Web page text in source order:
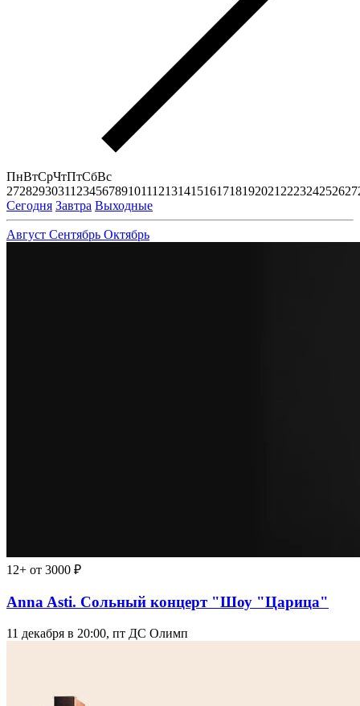
ПнВтСрЧтПтСбВс
27282930311 23456789101112131415161718192021 222324252627
Сегодня Завтра Выходные
Август Сентябрь Октябрь
12+ от 3000 ₽
Anna Asti. Сольный концерт "Шоу "Царица"
11 декабря в 20:00, пт ДС Олимп